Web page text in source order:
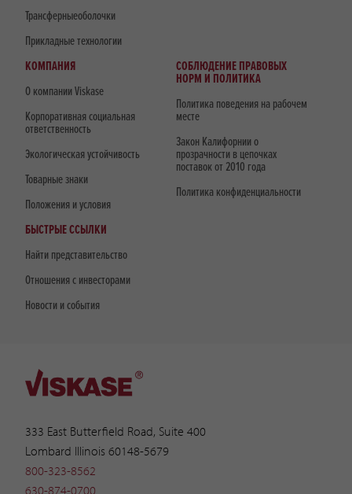
333 East Butterfield Road, Suite 400
Lombard Illinois 60148-5679
800-323-8562
630-874-0700
Трансферныеоболочки
Прикладные технологии
КОМПАНИЯ
О компании Viskase
Корпоративная социальная
ответственность
Экологическая устойчивость
Товарные знаки
Положения и условия
СОБЛЮДЕНИЕ ПРАВОВЫХ
НОРМ И ПОЛИТИКА
Политика поведения на рабочем
месте
Закон Калифорнии о
прозрачности в цепочках
поставок от 2010 года
Политика конфиденциальности
БЫСТРЫЕ ССЫЛКИ
Найти представительство
Отношения с инвесторами
Новости и события